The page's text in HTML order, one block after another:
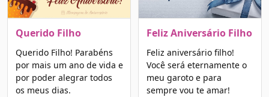
Querido Filho
Querido Filho! Parabéns
por mais um ano de vida e
por poder alegrar todos
os meus dias.
Feliz Aniversário Filho
Feliz aniversário filho!
Você será eternamente o
meu garoto e para
sempre vou te amar!